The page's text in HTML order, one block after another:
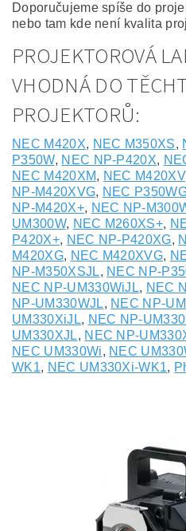
Doporučujeme spíše do
nebo tam kde není kvalita
PROJEKTOROVÁ
VHODNÁ DO
PROJEKTORŮ:
NEC M420X, NEC M350XS,
P350W, NEC NP-P420X,
NEC M420XM, NEC M420XV
NP-M420XVG, NEC
NP-M420X+, NEC NP-
UM300W, NEC M260XS+,
P420X+, NEC NP-P420XG,
M420XG, NEC M420XVG,
NP-M350XSJL, NEC NP-
NEC NP-UM330WiJL, NEC
NP-UM330WJL, NEC NP-
UM330XiJL, NEC NP-
UM330XJL, NEC NP-
NEC UM330Wi, NEC
WK1, NEC UM330Xi-WK1,